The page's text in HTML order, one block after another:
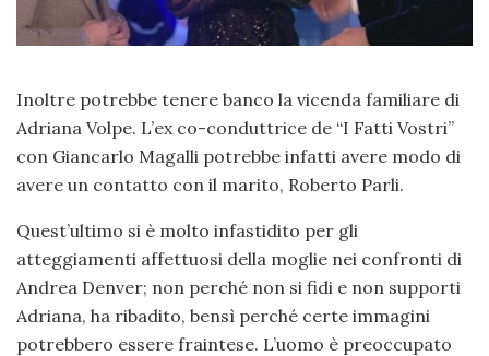
Inoltre potrebbe tenere banco la vicenda familiare di
Adriana Volpe. L’ex co-conduttrice de “I Fatti Vostri”
con Giancarlo Magalli potrebbe infatti avere modo di
avere un contatto con il marito, Roberto Parli.
Quest’ultimo si è molto infastidito per gli
atteggiamenti affettuosi della moglie nei confronti di
Andrea Denver; non perché non si fidi e non supporti
Adriana, ha ribadito, bensì perché certe immagini
potrebbero essere fraintese. L’uomo è preoccupato